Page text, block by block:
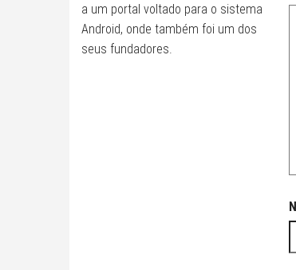
a um portal voltado para o sistema
Android, onde também foi um dos
seus fundadores.